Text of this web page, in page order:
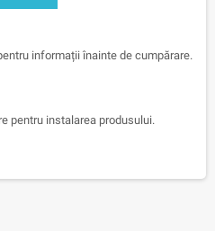
informații înainte de cumpărare.
pentru instalarea produsului.